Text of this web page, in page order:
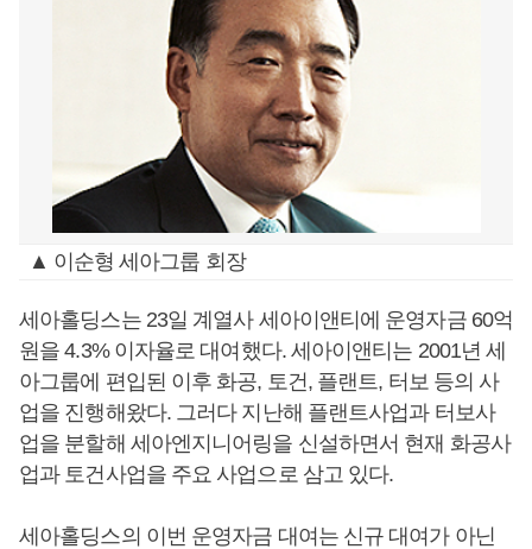
▲ 이순형 세아그룹 회장
세아홀딩스는 23일 계열사 세아이앤티에 운영자금 60억
원을 4.3% 이자율로 대여했다. 세아이앤티는 2001년 세
아그룹에 편입된 이후 화공, 토건, 플랜트, 터보 등의 사
업을 진행해왔다. 그러다 지난해 플랜트사업과 터보사
업을 분할해 세아엔지니어링을 신설하면서 현재 화공사
업과 토건사업을 주요 사업으로 삼고 있다.
세아홀딩스의 이번 운영자금 대여는 신규 대여가 아닌